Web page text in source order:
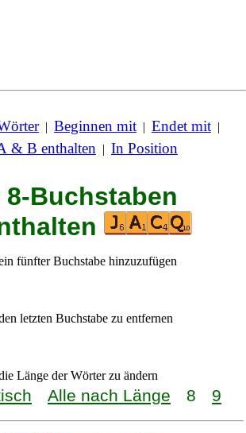
| Beginnen mit | Endet mit |
& B enthalten | In Position
Buchstaben
fünfter Buchstabe hinzuzufügen
letzten Buchstabe zu entfernen
Länge der Wörter zu ändern
Alle nach Länge 8 9